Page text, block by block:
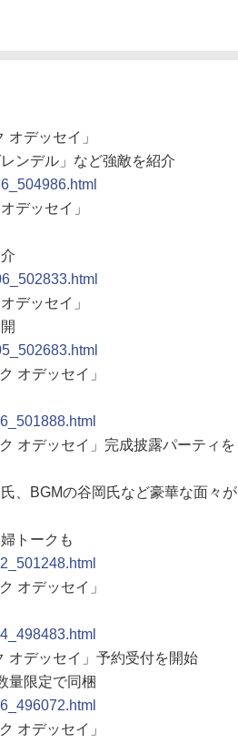
オデッセイ」
ンデル」など強敵を紹介
デッセイ」
デッセイ」
オデッセイ」
オデッセイ」完成披露パーティを
、BGMの谷岡氏など豪華な面々が
トークも
オデッセイ」
オデッセイ」予約受付を開始
量限定で同梱
オデッセイ」